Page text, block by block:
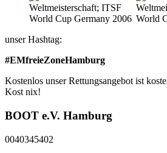
unser Hashtag:
#EMfreieZoneHamburg
Kostenlos unser Rettungsangebot ist
Kost nix!
BOOT e.V. Hamburg
0040345402